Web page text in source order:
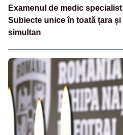
Examenul de medic
Subiecte unice în toată țara
simultan